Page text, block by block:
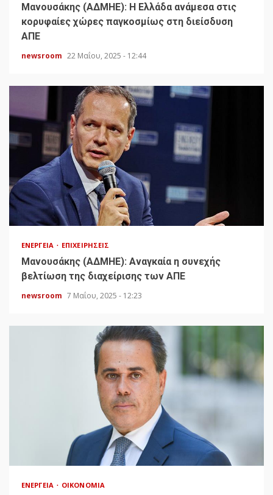
Μανουσάκης (ΑΔΜΗΕ): Η Ελλάδα ανάμεσα στις
κορυφαίες χώρες παγκοσμίως στη διείσδυση
ΑΠΕ
newsroom 22 Μαΐου, 2025 - 12:44
ΕΝΈΡΓΕΙΑ ΕΠΙΧΕΙΡΉΣΕΙΣ
Μανουσάκης (ΑΔΜΗΕ): Αναγκαία η συνεχής
βελτίωση της διαχείρισης των ΑΠΕ
newsroom 7 Μαΐου, 2025 - 12:23
ΕΝΈΡΓΕΙΑ ΟΙΚΟΝΟΜΊΑ